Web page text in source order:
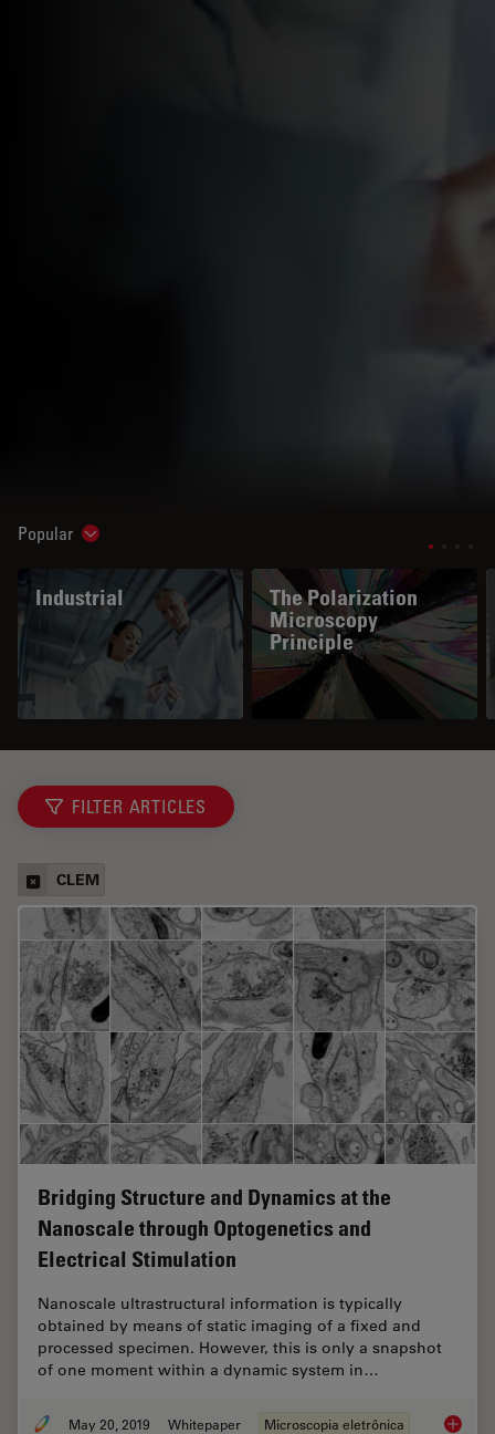
Popular Show subnavigation
Industrial
The Polarization
Microscopy
Principle
FILTER ARTICLES
CLEM
Bridging Structure and Dynamics at the
Nanoscale through Optogenetics and
Electrical Stimulation
Nanoscale ultrastructural information is typically
obtained by means of static imaging of a fixed and
processed specimen. However, this is only a snapshot
of one moment within a dynamic system in…
May 20, 2019 Whitepaper Microscopia eletrônica